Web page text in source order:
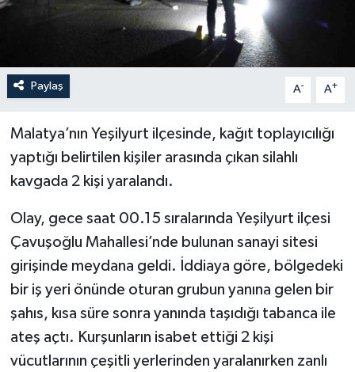
Paylaş A- A+
Malatya’nın Yeşilyurt ilçesinde, kağıt toplayıcılığı
yaptığı belirtilen kişiler arasında çıkan silahlı
kavgada 2 kişi yaralandı.
Olay, gece saat 00.15 sıralarında Yeşilyurt ilçesi
Çavuşoğlu Mahallesi’nde bulunan sanayi sitesi
girişinde meydana geldi. İddiaya göre, bölgedeki
bir iş yeri önünde oturan grubun yanına gelen bir
şahıs, kısa süre sonra yanında taşıdığı tabanca ile
ateş açtı. Kurşunların isabet ettiği 2 kişi
vücutlarının çeşitli yerlerinden yaralanırken zanlı